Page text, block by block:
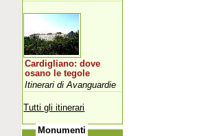
Cardigliano: dove
osano le tegole
Itinerari di Avanguardie
Tutti gli itinerari
Monumenti